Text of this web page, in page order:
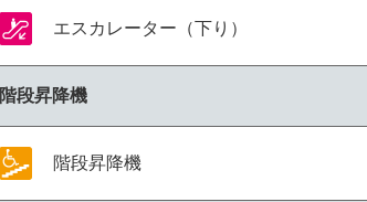
エスカレーター（下り）
階段昇降機
階段昇降機